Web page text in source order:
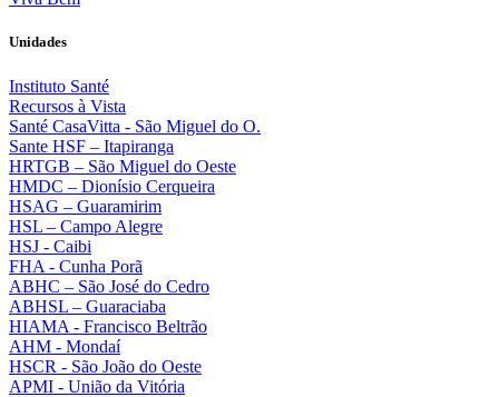
Unidades
Instituto Santé
Recursos à Vista
Santé CasaVitta - São Miguel do O.
Sante HSF – Itapiranga
HRTGB – São Miguel do Oeste
HMDC – Dionísio Cerqueira
HSAG – Guaramirim
HSL – Campo Alegre
HSJ - Caibi
FHA - Cunha Porã
ABHC – São José do Cedro
ABHSL – Guaraciaba
HIAMA - Francisco Beltrão
AHM - Mondaí
HSCR - São João do Oeste
APMI - União da Vitória